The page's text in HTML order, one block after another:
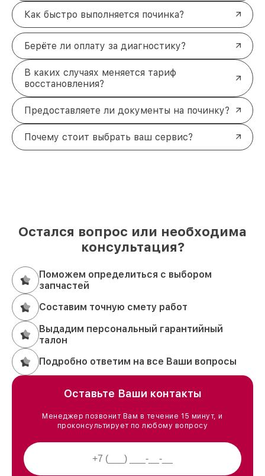
Как быстро выполняется починка?
Берёте ли оплату за диагностику?
В каких случаях меняется тариф
восстановления?
Предоставляете ли документы на починку?
Почему стоит выбрать ваш сервис?
Остался вопрос или необходима
консультация?
Поможем определиться с выбором
запчастей
Составим точную смету работ
Выдадим персональный гарантийный
талон
Подробно ответим на все Ваши вопросы
Оставьте Ваши контакты
Менеджер позвонит Вам в течение 15 минут, и
проконсультирует по любому вопросу